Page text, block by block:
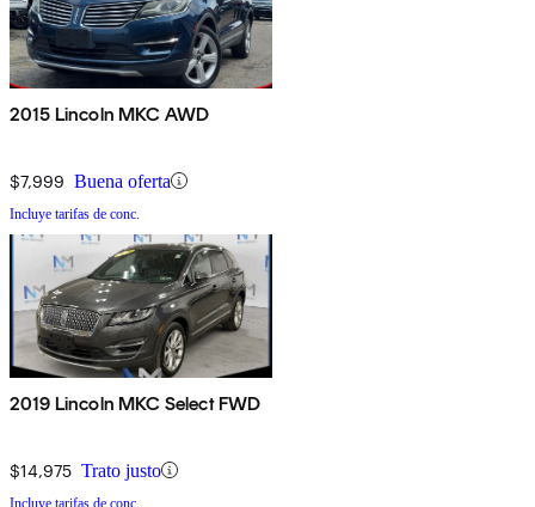
2015 Lincoln MKC AWD
$7,999 Buena oferta
Incluye tarifas de conc.
2019 Lincoln MKC Select FWD
$14,975 Trato justo
Incluye tarifas de conc.